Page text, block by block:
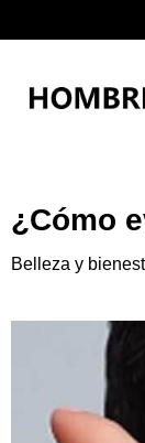
¿Cómo
Belleza y